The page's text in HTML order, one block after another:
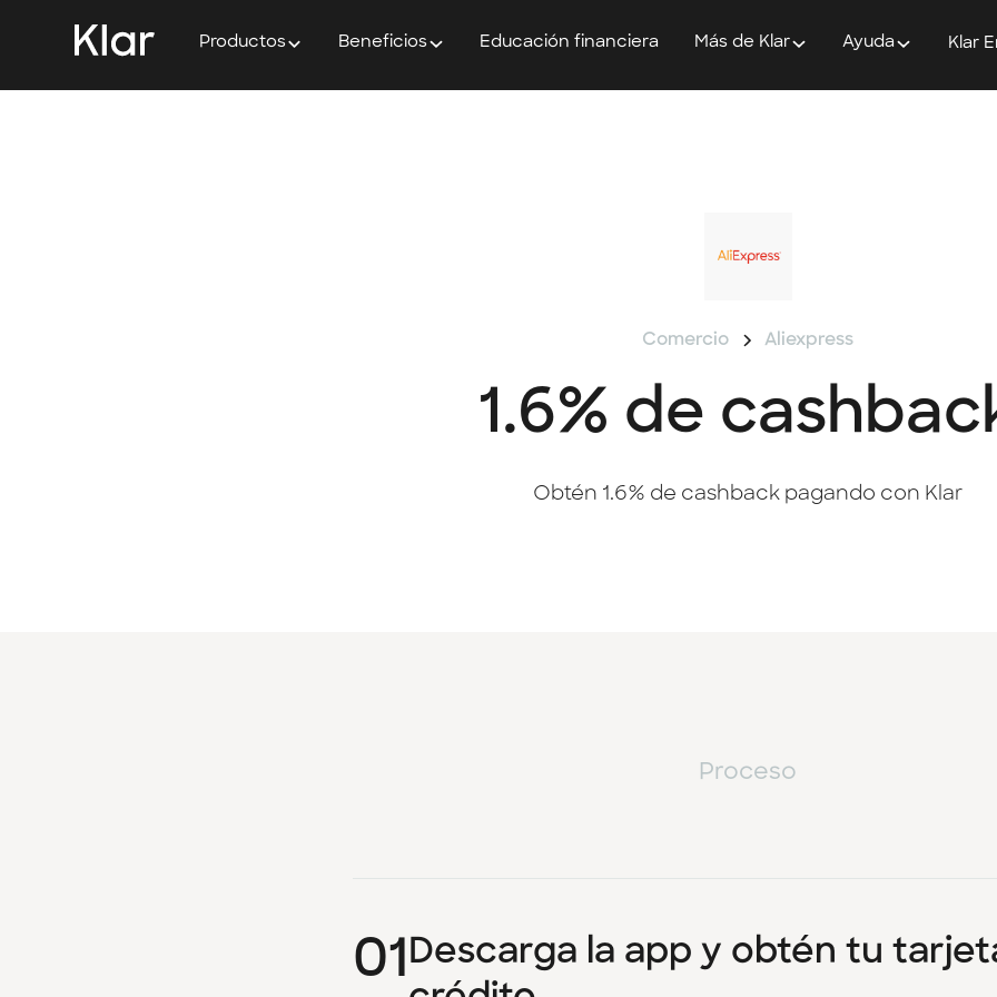
Productos Beneficios Educación financiera Más de Klar Ayuda Klar
Comercio Aliexpress
1.6% de
Obtén 1.6% de cashback pagando con Klar
Proceso
01Descarga la app y obtén tu